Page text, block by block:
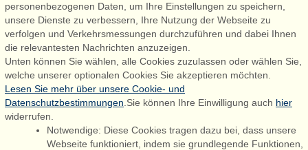
Admiral Strand Feriehuse, Lønne
Houstrupvej 170, Lønne
6830 Nørre Nebel
booking@admiralstrand.com
+45 70 60 87 78
Følg os på: Facebook
personenbezogenen Daten, um Ihre Einstellungen zu speichern,
unsere Dienste zu verbessern, Ihre Nutzung der Webseite zu
verfolgen und Verkehrsmessungen durchzuführen und dabei Ihnen
die relevantesten Nachrichten anzuzeigen.
Unten können Sie wählen, alle Cookies zuzulassen oder wählen Sie,
welche unserer optionalen Cookies Sie akzeptieren möchten.
Lesen Sie mehr über unsere Cookie- und
Datenschutzbestimmungen .Sie können Ihre Einwilligung auch hier
widerrufen.
Notwendige: Diese Cookies tragen dazu bei, dass unsere
Webseite funktioniert, indem sie grundlegende Funktionen,